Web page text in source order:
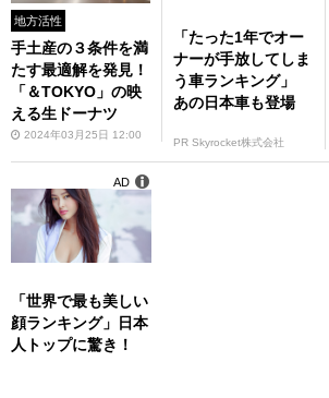
地方活性
手土産の３条件を満
たす最適解を発見！
「＆TOKYO」の映
える生ドーナツ
2024年03月25日 12:00
「たった1年でオー
ナーが手放してしま
う車ランキング」
あの日本車も登場
PR Skyrocket株式会社
「世界で最も美しい
顔ランキング」日本
人トップに驚き！
AD